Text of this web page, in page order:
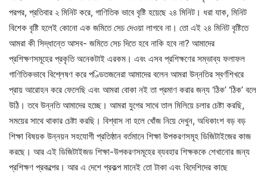
পরপর, প্রতিবার ২ মিনিট করে, গাণিতিক ভাবে বৃষ্টি হয়েছে ২৪ মিনিট। ধরা যাক, মিনিট
বিশেক বৃষ্টি হলেই কোনো এক জমিতে সেচ দেওয়া লাগবে না। তো এই ২৪ মিনিট বৃষ্টিতে
আমরা কী সিদ্ধান্তে আসব- জমিতে সেচ দিতে হবে নাকি হবে না? আমাদের
প্রশিক্ষণসমূহের প্রকৃতি অনেকটাই এরকম। এবং এসব প্রশিক্ষণের সম্ভাব্য ফলাফল
গাণিতিকভাবে বিশ্লেষণ করে পণ্ডিতজনেরা আমাদের বলেন আমরা উন্নতির স্বর্ণশিখরে
প্রায় আরোহন করে ফেলেছি এবং আমরা বোকা নই তা প্রমাণ করার জন্য ‘ঠিক’ ‘ঠিক’ বলে
উঠি। তবে উন্নতি আমাদের হচ্ছে। আমরা যুগের সাথে তাল মিলিয়ে চলার চেষ্টা করছি,
সময়ের সাথে থাকার চেষ্টা করছি। বিশ্বাস না হলে খোঁজ নিয়ে দেখুন, অধিকাংশ বড় বড়
শিক্ষা বিষয়ক উন্নয়ন সহযোগী প্রতিষ্ঠান বর্তমানে শিক্ষা উপকরণসমূহ ডিজিটাইজের কাজ
করছে। আর এই ডিজিটাইজড শিক্ষা-উপকরণসমূহের ব্যবহার শিক্ষককে শেখানোর জন্য
প্রশিক্ষণ প্রকল্পের। আর এ দেশে প্রকল্প মানেই তো টাকা এবং বিদেশিদের কাছে